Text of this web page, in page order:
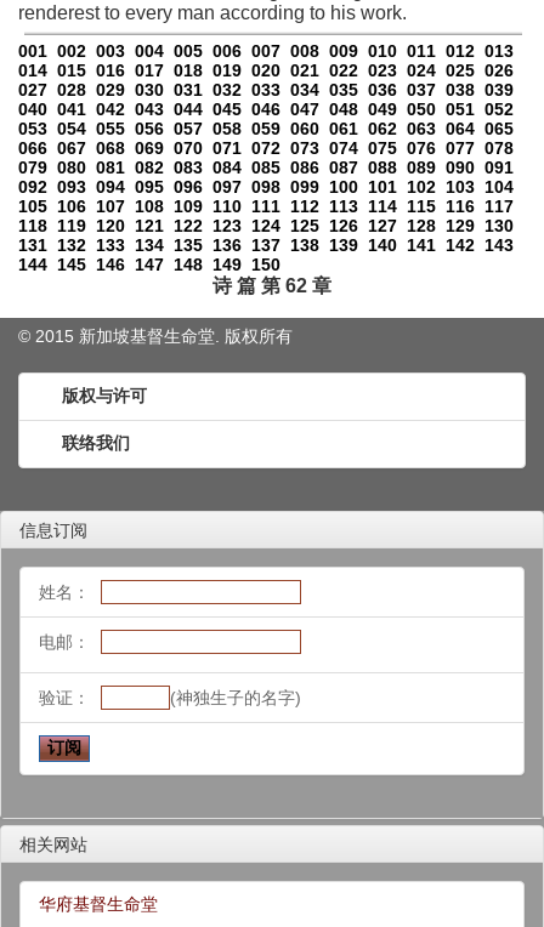
renderest to every man according to his work.
001 002 003 004 005 006 007 008 009 010 011 012 013
014 015 016 017 018 019 020 021 022 023 024 025 026
027 028 029 030 031 032 033 034 035 036 037 038 039
040 041 042 043 044 045 046 047 048 049 050 051 052
053 054 055 056 057 058 059 060 061 062 063 064 065
066 067 068 069 070 071 072 073 074 075 076 077 078
079 080 081 082 083 084 085 086 087 088 089 090 091
092 093 094 095 096 097 098 099 100 101 102 103 104
105 106 107 108 109 110 111 112 113 114 115 116 117
118 119 120 121 122 123 124 125 126 127 128 129 130
131 132 133 134 135 136 137 138 139 140 141 142 143
144 145 146 147 148 149 150
诗 篇 第 62 章
© 2015 新加坡基督生命堂. 版权所有
版权与许可
联络我们
信息订阅
姓名：
电邮：
验证： (神独生子的名字)
相关网站
华府基督生命堂